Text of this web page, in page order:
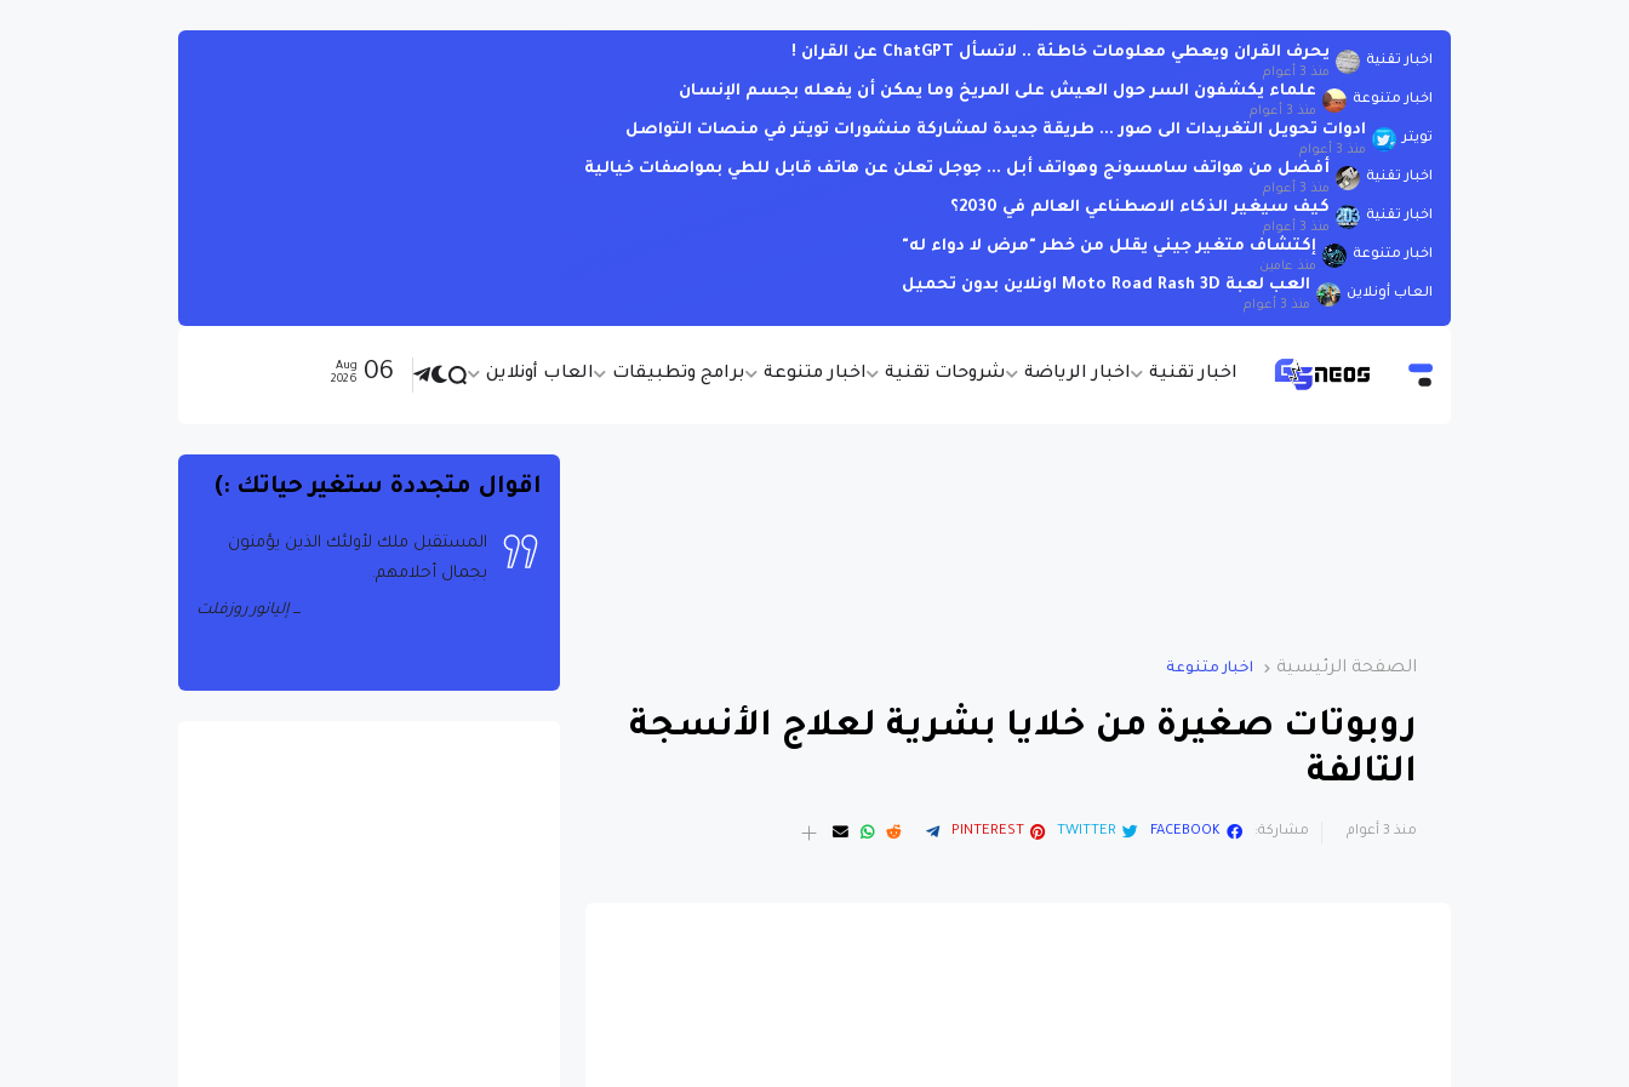
اخبار تقنية اخبار الرياضة شروحات تقنية اخبار متنوعة برامج وتطبيقات العاب أونلاين 06
Aug
2026
اخبار تقنية يحرف القران ويعطي معلومات خاطئة .. لاتسأل ChatGPT عن القران !
منذ 3 أعوام
اخبار متنوعة علماء يكشفون السر حول العيش على المريخ وما يمكن أن يفعله بجسم الإنسان
منذ 3 أعوام
تويتر ادوات تحويل التغريدات الى صور ... طريقة جديدة لمشاركة منشورات تويتر في منصات التواصل
منذ 3 أعوام
اخبار تقنية أفضل من هواتف سامسونج وهواتف أبل ... جوجل تعلن عن هاتف قابل للطي بمواصفات خيالية
منذ 3 أعوام
اخبار تقنية كيف سيغير الذكاء الاصطناعي العالم في 2030؟
منذ 3 أعوام
اخبار متنوعة إكتشاف متغير جيني يقلل من خطر "مرض لا دواء له"
منذ عامين
العاب أونلاين العب لعبة Moto Road Rash 3D اونلاين بدون تحميل
منذ 3 أعوام
الصفحة الرئيسية اخبار متنوعة
روبوتات صغيرة من خلايا بشرية لعلاج الأنسجة
التالفة
منذ 3 أعوام مشاركة: FACEBOOK
TWITTER
PINTEREST
اقوال متجددة ستغير حياتك :)
الحياة هي ما يحدث عندما تكون مشغولاً
بوضع خطط أخرى
جون لينون